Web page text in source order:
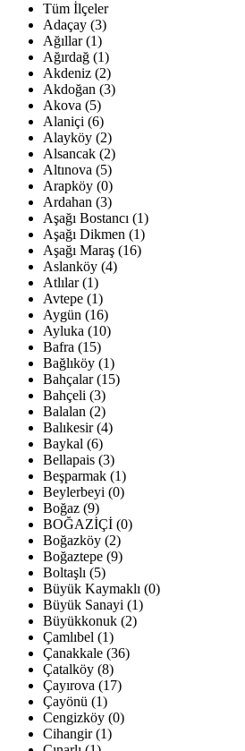
Tüm İlçeler
Adaçay (3)
Ağıllar (1)
Ağırdağ (1)
Akdeniz (2)
Akdoğan (3)
Akova (5)
Alaniçi (6)
Alayköy (2)
Alsancak (2)
Altınova (5)
Arapköy (0)
Ardahan (3)
Aşağı Bostancı (1)
Aşağı Dikmen (1)
Aşağı Maraş (16)
Aslanköy (4)
Atlılar (1)
Avtepe (1)
Aygün (16)
Ayluka (10)
Bafra (15)
Bağlıköy (1)
Bahçalar (15)
Bahçeli (3)
Balalan (2)
Balıkesir (4)
Baykal (6)
Bellapais (3)
Beşparmak (1)
Beylerbeyi (0)
Boğaz (9)
BOĞAZİÇİ (0)
Boğazköy (2)
Boğaztepe (9)
Boltaşlı (5)
Büyük Kaymaklı (0)
Büyük Sanayi (1)
Büyükkonuk (2)
Çamlıbel (1)
Çanakkale (36)
Çatalköy (8)
Çayırova (17)
Çayönü (1)
Cengizköy (0)
Cihangir (1)